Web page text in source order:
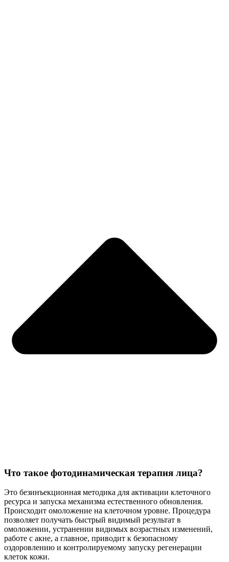
Что такое фотодинамическая терапия лица?
Это безинъекционная методика для активации клеточного
ресурса и запуска механизма естественного обновления.
Происходит омоложение на клеточном уровне. Процедура
позволяет получать быстрый видимый результат в
омоложении, устранении видимых возрастных изменений,
работе с акне, а главное, приводит к безопасному
оздоровлению и контролируемому запуску регенерации
клеток кожи.